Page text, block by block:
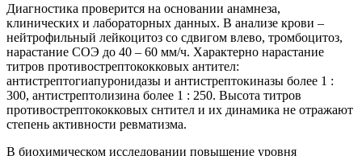
Диагностика проверится на основании анамнеза,
клинических и лабораторных данных. В анализе крови –
нейтрофильный лейкоцитоз со сдвигом влево, тромбоцитоз,
нарастание СОЭ до 40 – 60 мм/ч. Характерно нарастание
титров противострептококковых антител:
антистрептогиапуронидазы и антистрептокиназы более 1 :
300, антистрептолизина более 1 : 250. Высота титров
противострептококковых снтител и их динамика не отражают
степень активности ревматизма.
В биохимическом исследовании повышение уровня